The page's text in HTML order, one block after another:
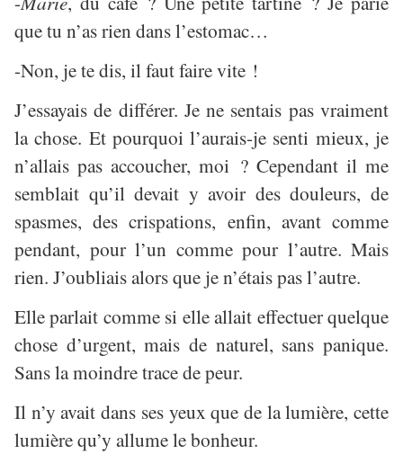
que tu n’as rien dans l’estomac…
-Non, je te dis, il faut faire vite !
J’essayais de différer. Je ne sentais pas vraiment
la chose. Et pourquoi l’aurais-je senti mieux, je
n’allais pas accoucher, moi ? Cependant il me
semblait qu’il devait y avoir des douleurs, de
spasmes, des crispations, enfin, avant comme
pendant, pour l’un comme pour l’autre. Mais
rien. J’oubliais alors que je n’étais pas l’autre.
Elle parlait comme si elle allait effectuer quelque
chose d’urgent, mais de naturel, sans panique.
Sans la moindre trace de peur.
Il n’y avait dans ses yeux que de la lumière, cette
lumière qu’y allume le bonheur.